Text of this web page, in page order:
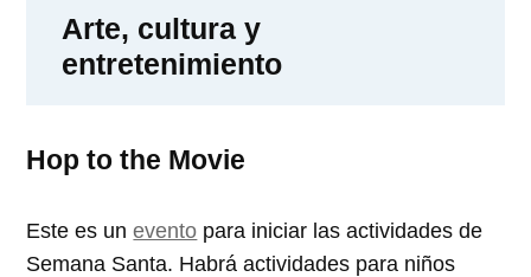
Arte, cultura y
entretenimiento
Hop to the Movie
Este es unevento para iniciar las actividades de
Semana Santa. Habrá actividades para niños